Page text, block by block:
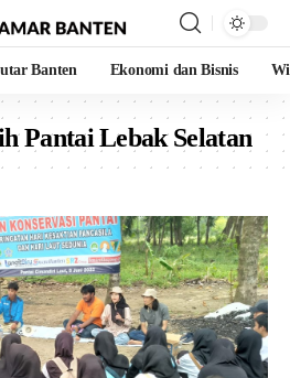
Banten Ekonomi dan Bisnis
Pantai Lebak Selatan